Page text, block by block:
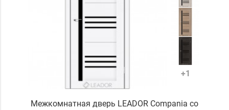
+1
Межкомнатная дверь LEADOR Compania со